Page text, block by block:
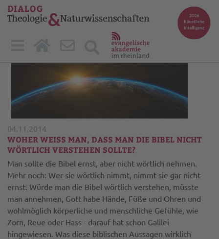
04.11.2014
WOHER WEISS MAN, DASS MAN DIE BIBEL NICHT W
ÖRTLICH VERSTEHEN SOLLTE?
Man sollte die Bibel ernst, aber nicht wörtlich nehmen.
Mehr noch: Wer sie wörtlich nimmt, nimmt sie gar nicht
ernst. Würde man die Bibel wörtlich verstehen, müsste
man annehmen, Gott habe Hände, Füße und Ohren und
wohlmöglich körperliche und menschliche Gefühle, wie
Zorn, Reue oder Hass - darauf hat schon Galilei
hingewiesen. Was diese biblischen Aussagen wirklich